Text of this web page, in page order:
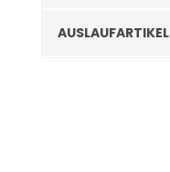
AUSLAUFARTIKEL